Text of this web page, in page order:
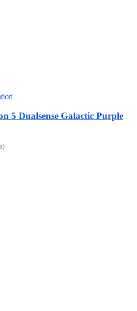
5 Dualsense Galactic Purple